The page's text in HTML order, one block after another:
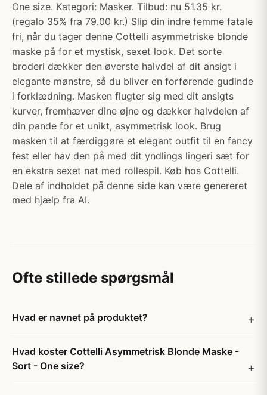
One size. Kategori: Masker. Tilbud: nu 51.35 kr.
(regalo 35% fra 79.00 kr.) Slip din indre femme fatale
fri, når du tager denne Cottelli asymmetriske blonde
maske på for et mystisk, sexet look. Det sorte
broderi dækker den øverste halvdel af dit ansigt i
elegante mønstre, så du bliver en forførende gudinde
i forklædning. Masken flugter sig med dit ansigts
kurver, fremhæver dine øjne og dækker halvdelen af
din pande for et unikt, asymmetrisk look. Brug
masken til at færdiggøre et elegant outfit til en fancy
fest eller hav den på med dit yndlings lingeri sæt for
en ekstra sexet nat med rollespil. Køb hos Cottelli.
Dele af indholdet på denne side kan være genereret
med hjælp fra AI.
Ofte stillede spørgsmål
Hvad er navnet på produktet?
Hvad koster Cottelli Asymmetrisk Blonde Maske -
Sort - One size?